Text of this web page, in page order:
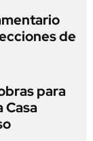
de
para
Casa